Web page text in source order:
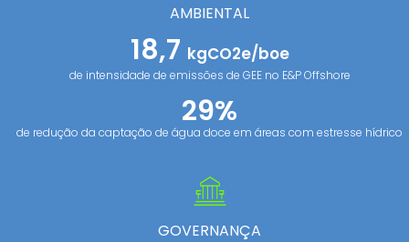
AMBIENTAL
18,7 kgCO2e/boe
de intensidade de emissões de GEE no E&P Offshore
29%
de redução da captação de água doce em áreas com estresse hídrico
GOVERNANÇA